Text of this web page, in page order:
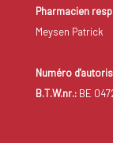
Pharmacien
Meysen Patrick
Numéro
B.T.W.nr.:BE